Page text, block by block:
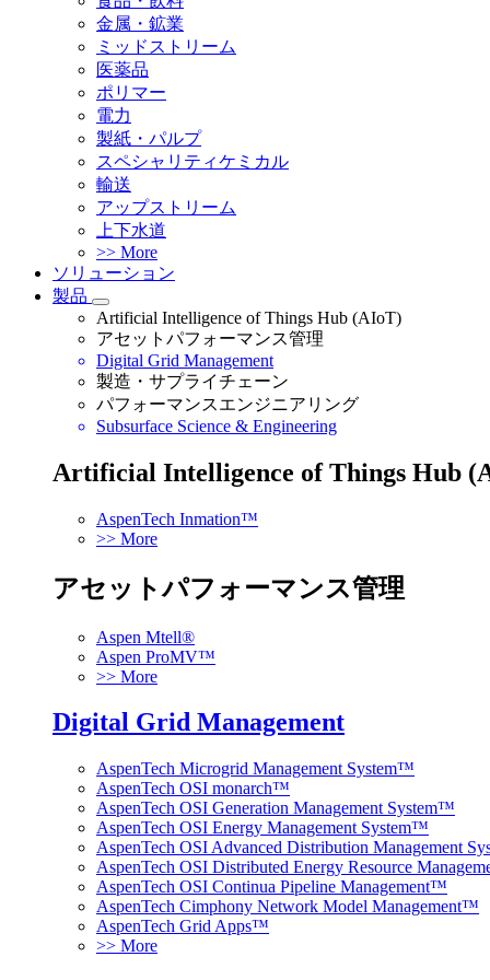
金属・鉱業
ミッドストリーム
医薬品
ポリマー
電力
製紙・パルプ
スペシャリティケミカル
輸送
アップストリーム
上下水道
>> More
ソリューション
製品
Artificial Intelligence of Things Hub (AIoT)
アセットパフォーマンス管理
Digital Grid Management
製造・サプライチェーン
パフォーマンスエンジニアリング
Subsurface Science & Engineering
Artificial Intelligence of Things Hub
AspenTech Inmation™
>> More
アセットパフォーマンス管理
Aspen Mtell®
Aspen ProMV™
>> More
Digital Grid Management
AspenTech Microgrid Management System™
AspenTech OSI monarch™
AspenTech OSI Generation Management System™
AspenTech OSI Energy Management System™
AspenTech OSI Advanced Distribution Management
AspenTech OSI Distributed Energy Resource
AspenTech OSI Continua Pipeline Management™
AspenTech Cimphony Network Model Management™
AspenTech Grid Apps™
>> More